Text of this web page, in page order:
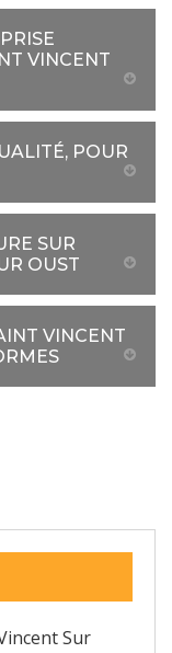
VINCENT
POUR
SUR
OUST
VINCENT
Sur